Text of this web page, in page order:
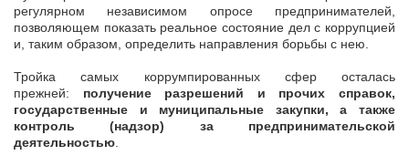
регулярном независимом опросе предпринимателей,
позволяющем показать реальное состояние дел с коррупцией
и, таким образом, определить направления борьбы с нею.
Тройка самых коррумпированных сфер осталась
прежней:
получение разрешений и прочих справок,
государственные и муниципальные закупки, а также
контроль (надзор) за предпринимательской
деятельностью